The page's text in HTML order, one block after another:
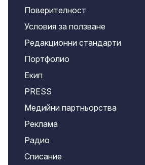
Поверителност
Условия за ползване
Редакционни стандарти
Портфолио
Екип
PRESS
Медийни партньорства
Реклама
Радио
Списание